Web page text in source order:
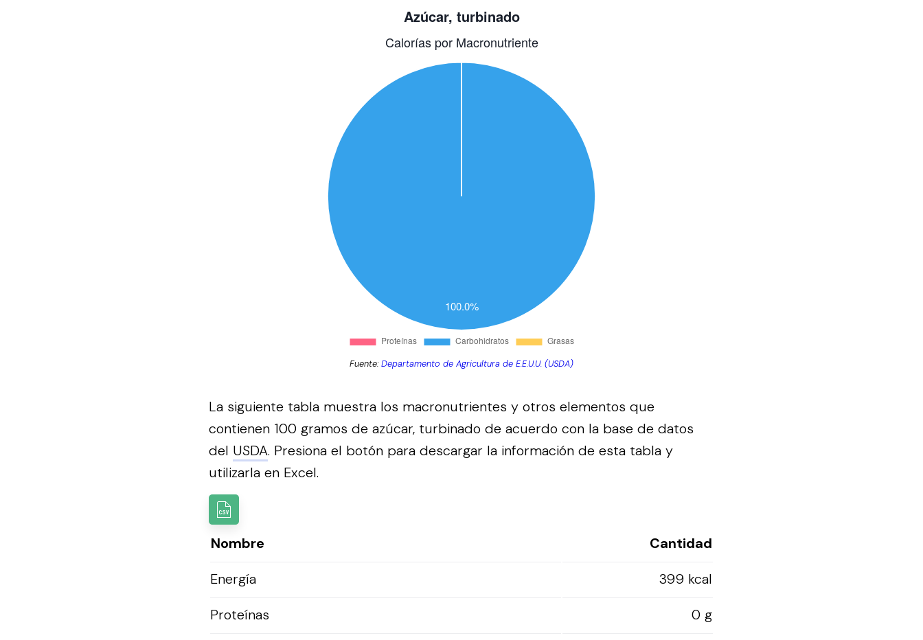
Fuente:Departamento de Agricultura de E.E.U.U. (USDA)
La siguiente tabla muestra los macronutrientes y otros elementos que
contienen 100 gramos de azúcar, turbinado de acuerdo con la base de datos
del USDA. Presiona el botón para descargar la información de esta tabla y
utilizarla en Excel.
Nombre
Cantidad
Energía
399 kcal
Proteínas
0 g